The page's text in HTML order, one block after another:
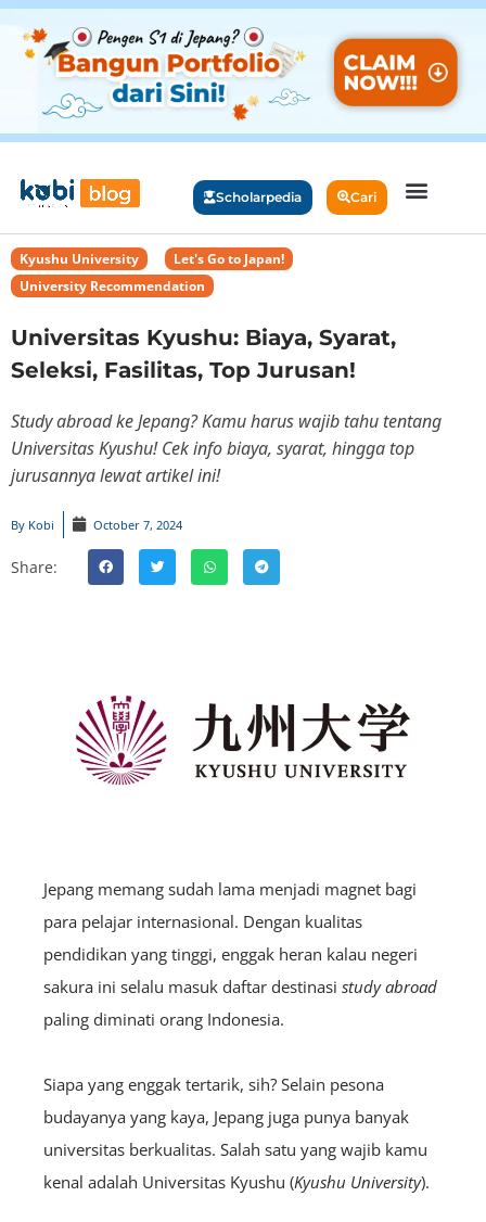
Scholarpedia Cari
Kyushu University Let's Go to Japan!
University Recommendation
Universitas Kyushu: Biaya, Syarat,
Seleksi, Fasilitas, Top Jurusan!
Study abroad ke Jepang? Kamu harus wajib tahu tentang
Universitas Kyushu! Cek info biaya, syarat, hingga top
jurusannya lewat artikel ini!
By Kobi October 7, 2024
Share:
Jepang memang sudah lama menjadi magnet bagi
para pelajar internasional. Dengan kualitas
pendidikan yang tinggi, enggak heran kalau negeri
sakura ini selalu masuk daftar destinasi study abroad
paling diminati orang Indonesia.
Siapa yang enggak tertarik, sih? Selain pesona
budayanya yang kaya, Jepang juga punya banyak
universitas berkualitas. Salah satu yang wajib kamu
kenal adalah Universitas Kyushu (Kyushu University).